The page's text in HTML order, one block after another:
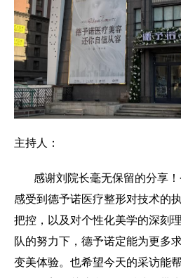
主持人：
感谢刘院长毫无保留的分享
感受到德予诺医疗整形对技术的
把控，以及对个性化美学的深刻
队的努力下，德予诺定能为更多
变美体验。也希望今天的采访能